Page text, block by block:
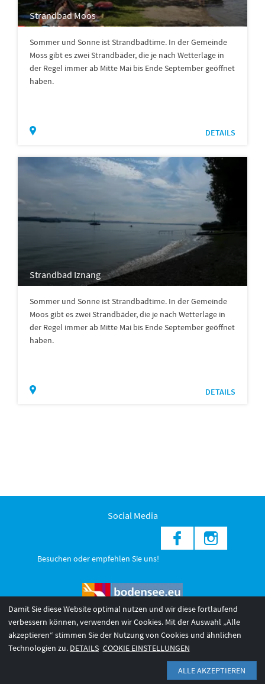
Strandbad Moos
Sommer und Sonne ist Strandbadtime. In der Gemeinde
Moss gibt es zwei Strandbäder, die je nach Wetterlage in
der Regel immer ab Mitte Mai bis Ende September geöffnet
haben.
DETAILS
Strandbad Iznang
Sommer und Sonne ist Strandbadtime. In der Gemeinde
Moos gibt es zwei Strandbäder, die je nach Wetterlage in
der Regel immer ab Mitte Mai bis Ende September geöffnet
haben.
DETAILS
Social Media
Besuchen oder empfehlen Sie uns!
© 2026 Internationale Bodensee Tourismus GmbH
Damit Sie diese Website optimal nutzen und wir diese fortlaufend
verbessern können, verwenden wir Cookies. Mit der Auswahl „Alle
akzeptieren“ stimmen Sie der Nutzung von Cookies und ähnlichen
Technologien zu. DETAILS COOKIE EINSTELLUNGEN
ALLE AKZEPTIEREN